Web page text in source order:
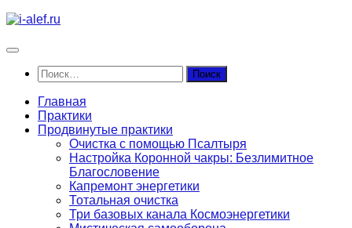
Перейти
содержимому
Найти:
Главная
Практики
Продвинутые практики
Очистка с помощью Псалтыря
Настройка Коронной чакры: Безлимитное
Благословение
Капремонт энергетики
Тотальная очистка
Три базовых канала Космоэнергетики